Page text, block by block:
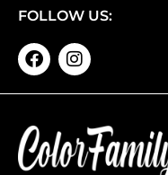
FOLLOW US: